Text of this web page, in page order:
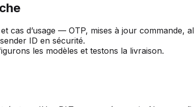
cas d’usage — OTP, mises à jour commande,
ID en sécurité.
les modèles et testons la livraison.